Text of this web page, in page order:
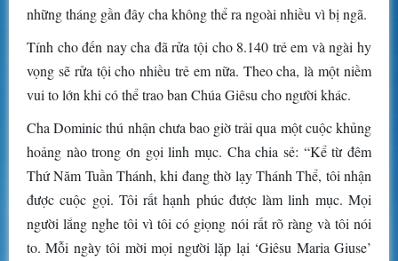
những tháng gần đây cha không thể ra ngoài nhiều vì bị ngã.
Tính cho đến nay cha đã rửa tội cho 8.140 trẻ em và ngài hy
vọng sẽ rửa tội cho nhiều trẻ em nữa. Theo cha, là một niềm
vui to lớn khi có thể trao ban Chúa Giêsu cho người khác.
Cha Dominic thú nhận chưa bao giờ trải qua một cuộc khủng
hoảng nào trong ơn gọi linh mục. Cha chia sẻ: “Kể từ đêm
Thứ Năm Tuần Thánh, khi đang thờ lạy Thánh Thể, tôi nhận
được cuộc gọi. Tôi rất hạnh phúc được làm linh mục. Mọi
người lắng nghe tôi vì tôi có giọng nói rất rõ ràng và tôi nói
to. Mỗi ngày tôi mời mọi người lặp lại ‘Giêsu Maria Giuse’